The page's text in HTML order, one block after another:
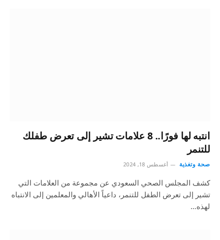
انتبه لها فورًا.. 8 علامات تشير إلى تعرض طفلك
للتنمر
صحة وتغذية أغسطس 18, 2024
كشف المجلس الصحي السعودي عن مجموعة من العلامات التي
تشير إلى تعرض الطفل للتنمر، داعياً الأهالي والمعلمين إلى الانتباه
لهذه…